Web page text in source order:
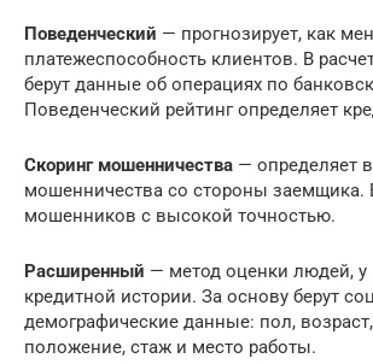
Поведенческий — прогнозирует, как
платежеспособность клиентов. В
берут данные об операциях по
Поведенческий рейтинг определяет
Скоринг мошенничества — определяет
мошенничества со стороны заемщика.
мошенников с высокой точностью.
Расширенный — метод оценки людей, у
кредитной истории. За основу берут
демографические данные: пол,
положение, стаж и место работы.